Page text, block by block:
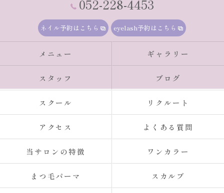
052-228-4453
ネイル予約はこちら eyelash予約はこちら
メニュー ギャラリー
スタッフ ブログ
スクール リクルート
アクセス よくある質問
当サロンの特徴 ワンカラー
まつ毛パーマ スカルプ